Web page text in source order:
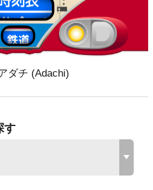
ダチ (Adachi)
す